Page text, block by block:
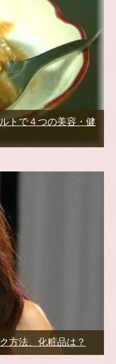
トで４つの美容・健
方法、化粧品は？